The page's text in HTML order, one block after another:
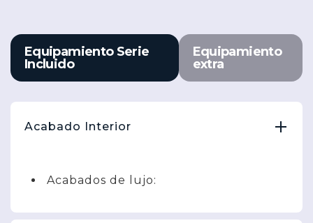
Equipamiento Serie
Incluido
Equipamiento
extra
Acabado Interior
Acabados de lujo: